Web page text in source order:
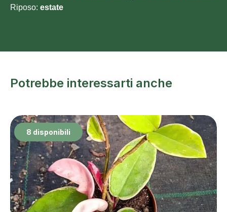
Riposo: estate
Potrebbe interessarti anche
8 disponibili